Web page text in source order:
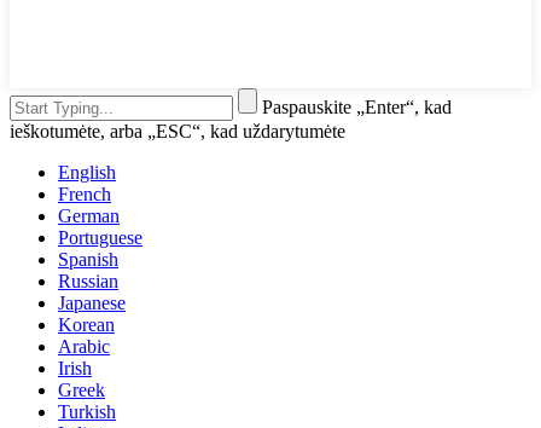
Paspauskite „Enter“, kad
ieškotumėte, arba „ESC“, kad uždarytumėte
English
French
German
Portuguese
Spanish
Russian
Japanese
Korean
Arabic
Irish
Greek
Turkish